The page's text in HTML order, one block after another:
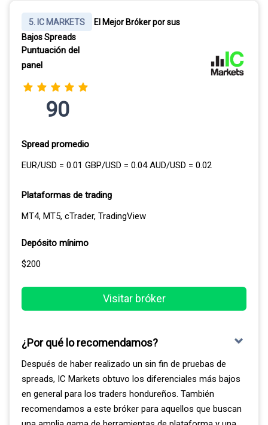
5. IC MARKETS
El Mejor Bróker por sus
Bajos Spreads
Puntuación del
panel
90
Spread promedio
EUR/USD = 0.01 GBP/USD = 0.04 AUD/USD = 0.02
Plataformas de trading
MT4, MT5, cTrader, TradingView
Depósito mínimo
$200
Visitar bróker
¿Por qué lo recomendamos?
Después de haber realizado un sin fin de pruebas de
spreads, IC Markets obtuvo los diferenciales más bajos
en general para los traders hondureños. También
recomendamos a este bróker para aquellos que buscan